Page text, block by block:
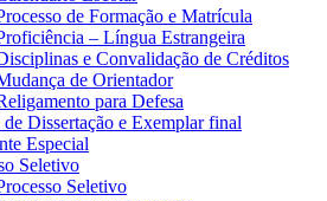
de Formação e Matrícula
– Língua Estrangeira
e Convalidação de Créditos
de Orientador
para Defesa
de Dissertação e Exemplar final
Especial
Seletivo
Seletivo